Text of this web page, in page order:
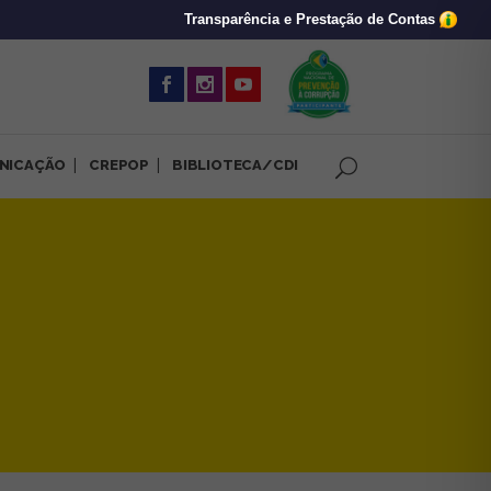
Transparência e Prestação de Contas
CREPOP BIBLIOTECA/CDI
Psicologia Antirracista |